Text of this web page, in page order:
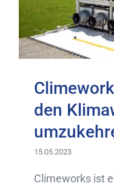
den
15.05.2023
Climeworks ist